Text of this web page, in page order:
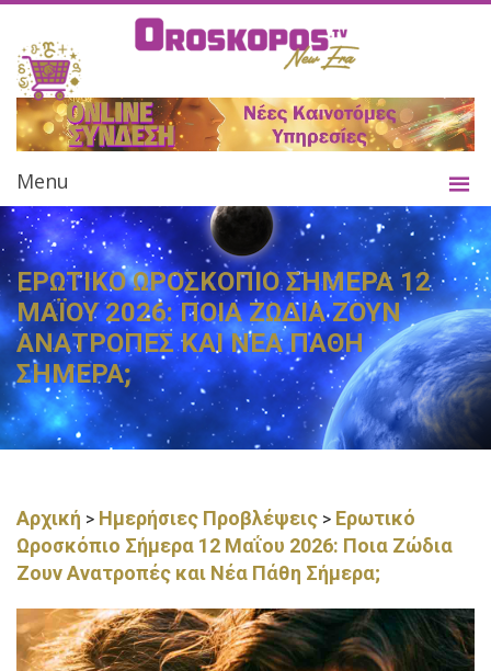
Menu
ΕΡΩΤΙΚΟ ΩΡΟΣΚΟΠΙΟ ΣΗΜΕΡΑ 12
ΜΑΪΟΥ 2026: ΠΟΙΑ ΖΩΔΙΑ ΖΟΥΝ
ΑΝΑΤΡΟΠΕΣ ΚΑΙ ΝΕΑ ΠΑΘΗ
ΣΗΜΕΡΑ;
Αρχική > Ημερήσιες Προβλέψεις > Ερωτικό
Ωροσκόπιο Σήμερα 12 Μαΐου 2026: Ποια Ζώδια
Ζουν Ανατροπές και Νέα Πάθη Σήμερα;